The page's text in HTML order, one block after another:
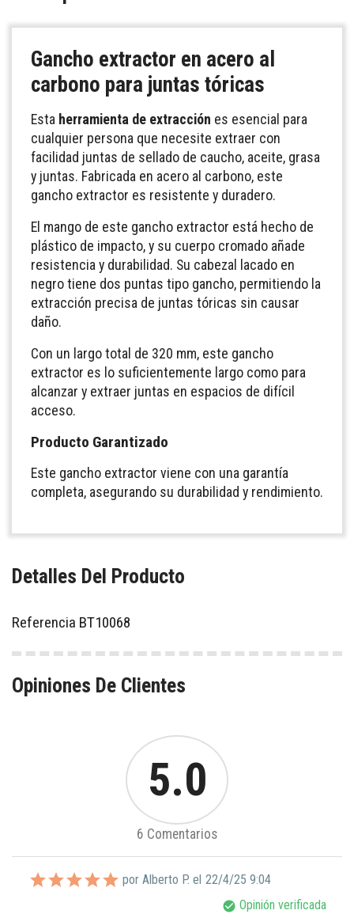
Gancho extractor en acero al
carbono para juntas tóricas
Esta herramienta de extracción es esencial para
cualquier persona que necesite extraer con
facilidad juntas de sellado de caucho, aceite, grasa
y juntas. Fabricada en acero al carbono, este
gancho extractor es resistente y duradero.
El mango de este gancho extractor está hecho de
plástico de impacto, y su cuerpo cromado añade
resistencia y durabilidad. Su cabezal lacado en
negro tiene dos puntas tipo gancho, permitiendo la
extracción precisa de juntas tóricas sin causar
daño.
Con un largo total de 320 mm, este gancho
extractor es lo suficientemente largo como para
alcanzar y extraer juntas en espacios de difícil
acceso.
Producto Garantizado
Este gancho extractor viene con una garantía
completa, asegurando su durabilidad y rendimiento.
Detalles Del Producto
Referencia BT10068
Opiniones De Clientes
5.0
6 Comentarios
por Alberto P. el 22/4/25 9:04
check_circle Opinión verificada